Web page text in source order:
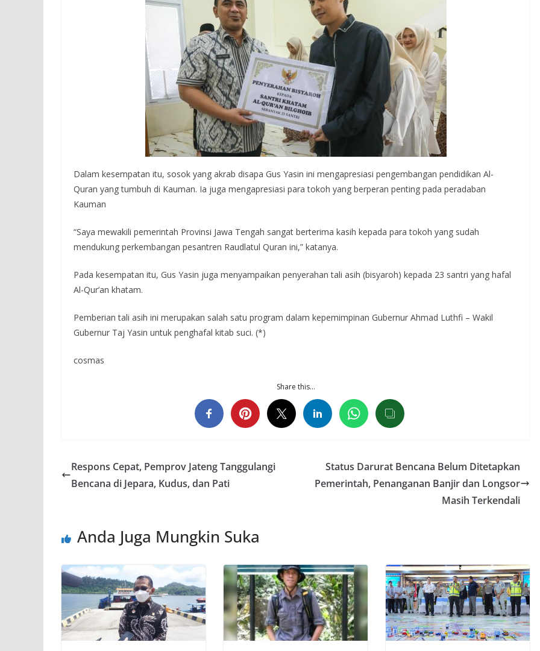
Dalam kesempatan itu, sosok yang akrab disapa Gus Yasin ini mengapresiasi pengembangan pendidikan Al-
Quran yang tumbuh di Kauman. Ia juga mengapresiasi para tokoh yang berperan penting pada peradaban
Kauman
“Saya mewakili pemerintah Provinsi Jawa Tengah sangat berterima kasih kepada para tokoh yang sudah
mendukung perkembangan pesantren Raudlatul Quran ini,” katanya.
Pada kesempatan itu, Gus Yasin juga menyampaikan penyerahan tali asih (bisyaroh) kepada 23 santri yang hafal
Al-Qur’an khatam.
Pemberian tali asih ini merupakan salah satu program dalam kepemimpinan Gubernur Ahmad Luthfi – Wakil
Gubernur Taj Yasin untuk penghafal kitab suci. (*)
cosmas
Share this…
Respons Cepat, Pemprov Jateng Tanggulangi
Bencana di Jepara, Kudus, dan Pati
Status Darurat Bencana Belum Ditetapkan
Pemerintah, Penanganan Banjir dan Longsor
Masih Terkendali
Anda Juga Mungkin Suka